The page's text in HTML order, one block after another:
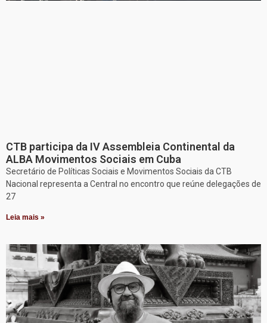
CTB participa da IV Assembleia Continental da
ALBA Movimentos Sociais em Cuba
Secretário de Políticas Sociais e Movimentos Sociais da CTB
Nacional representa a Central no encontro que reúne delegações de
27
Leia mais »